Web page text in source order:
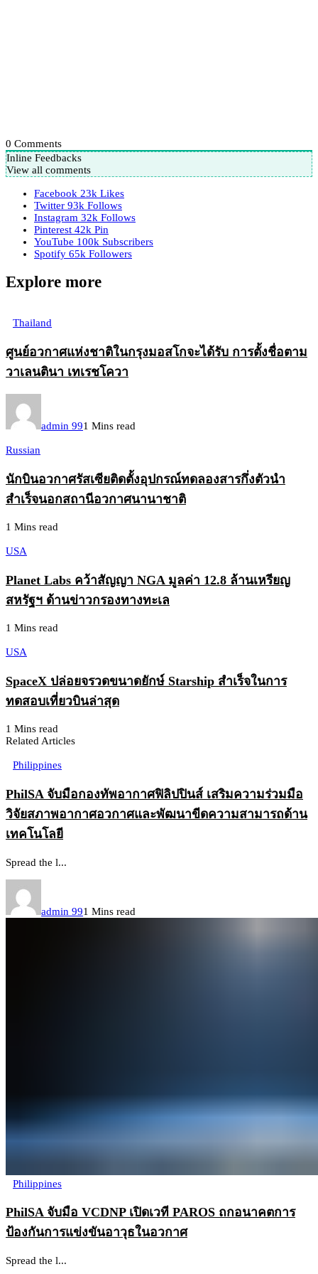
0 Comments
Inline Feedbacks
View all comments
Facebook 23k Likes
Twitter 93k Follows
Instagram 32k Follows
Pinterest 42k Pin
YouTube 100k Subscribers
Spotify 65k Followers
Explore more
Thailand
ศูนย์อวกาศแห่งชาติในกรุงมอสโกจะได้รับ การตั้งชื่อตาม
วาเลนตินา เทเรชโควา
admin 991 Mins read
Russian
นักบินอวกาศรัสเซียติดตั้งอุปกรณ์ทดลองสารกึ่งตัวนำ
สำเร็จนอกสถานีอวกาศนานาชาติ
1 Mins read
USA
Planet Labs คว้าสัญญา NGA มูลค่า 12.8 ล้านเหรียญ
สหรัฐฯ ด้านข่าวกรองทางทะเล
1 Mins read
USA
SpaceX ปล่อยจรวดขนาดยักษ์ Starship สำเร็จในการ
ทดสอบเที่ยวบินล่าสุด
1 Mins read
Related Articles
Philippines
PhilSA จับมือกองทัพอากาศฟิลิปปินส์ เสริมความร่วมมือ
วิจัยสภาพอากาศอวกาศและพัฒนาขีดความสามารถด้าน
เทคโนโลยี
Spread the l...
admin 991 Mins read
Philippines
PhilSA จับมือ VCDNP เปิดเวที PAROS ถกอนาคตการ
ป้องกันการแข่งขันอาวุธในอวกาศ
Spread the l...